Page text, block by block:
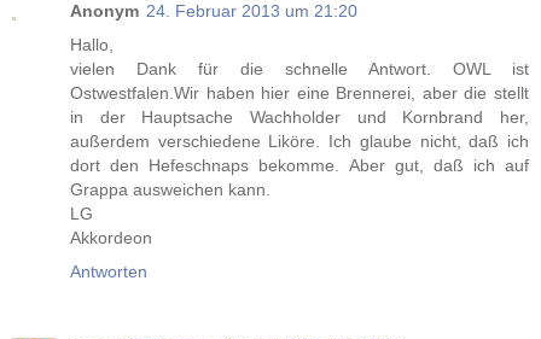
Anonym 24. Februar 2013 um 21:20
Hallo,
vielen Dank für die schnelle Antwort. OWL ist
Ostwestfalen.Wir haben hier eine Brennerei, aber die stellt
in der Hauptsache Wachholder und Kornbrand her,
außerdem verschiedene Liköre. Ich glaube nicht, daß ich
dort den Hefeschnaps bekomme. Aber gut, daß ich auf
Grappa ausweichen kann.
LG
Akkordeon
Antworten